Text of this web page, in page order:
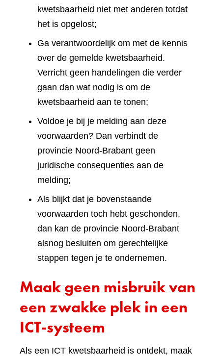
kwetsbaarheid niet met anderen totdat
het is opgelost;
Ga verantwoordelijk om met de kennis
over de gemelde kwetsbaarheid.
Verricht geen handelingen die verder
gaan dan wat nodig is om de
kwetsbaarheid aan te tonen;
Voldoe je bij je melding aan deze
voorwaarden? Dan verbindt de
provincie Noord-Brabant geen
juridische consequenties aan de
melding;
Als blijkt dat je bovenstaande
voorwaarden toch hebt geschonden,
dan kan de provincie Noord-Brabant
alsnog besluiten om gerechtelijke
stappen tegen je te ondernemen.
Maak geen misbruik van
een zwakke plek in een
ICT-systeem
Als een ICT kwetsbaarheid is ontdekt, maak